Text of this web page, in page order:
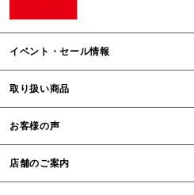
イベント・セール情報
取り扱い商品
お客様の声
店舗のご案内